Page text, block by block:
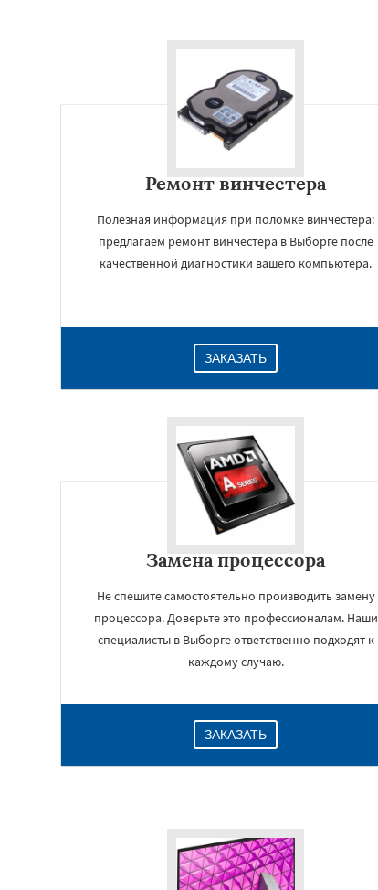
Ремонт винчестера
Полезная информация при поломке винчестера:
предлагаем ремонт винчестера в Выборге после
качественной диагностики вашего компьютера.
ЗАКАЗАТЬ
Замена процессора
Не спешите самостоятельно производить замену
процессора. Доверьте это профессионалам. Наши
специалисты в Выборге ответственно подходят к
каждому случаю.
ЗАКАЗАТЬ